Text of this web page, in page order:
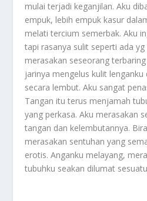
mulai terjadi keganjilan. Aku
empuk, lebih empuk kasur
melati tercium semerbak. Aku
tapi rasanya sulit seperti ada yg
merasakan seseorang
jarinya mengelus kulit
secara lembut. Aku sangat
Tangan itu terus menjamah
yang perkasa. Aku merasakan
tangan dan kelembutannya.
merasakan sentuhan yang
erotis. Anganku melayang,
tubuhku seakan dilumat